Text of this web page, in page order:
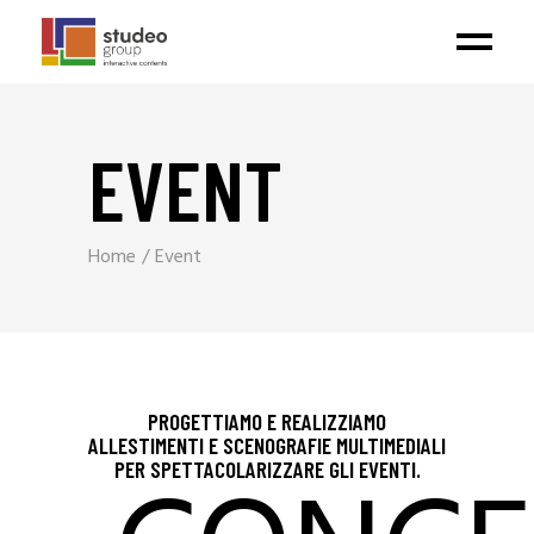
EVENT
Home Event
PROGETTIAMO E REALIZZIAMO
ALLESTIMENTI E SCENOGRAFIE MULTIMEDIALI
PER SPETTACOLARIZZARE GLI EVENTI.